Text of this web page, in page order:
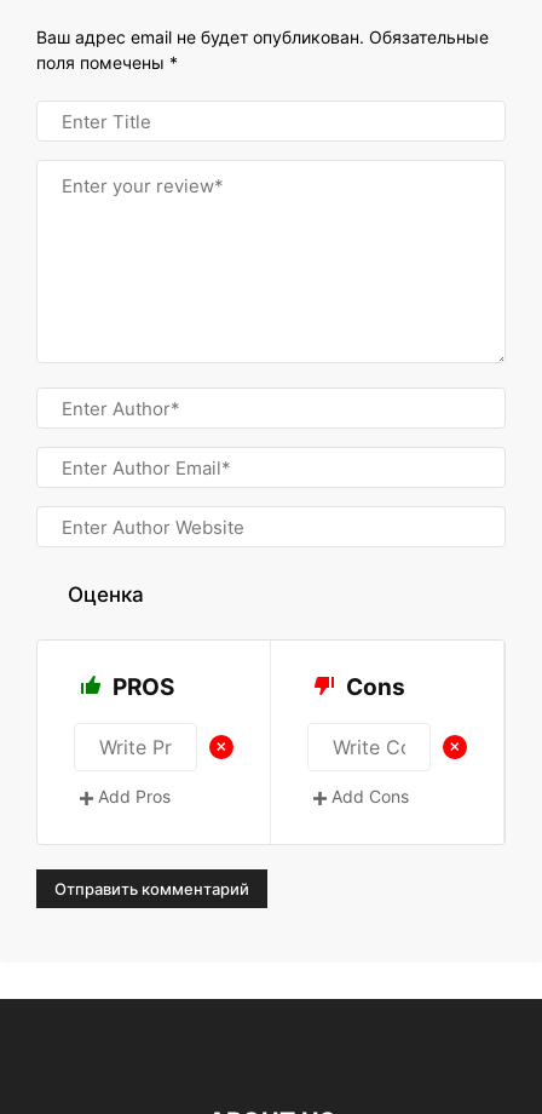
Ваш адрес email не будет опубликован. Обязательные
поля помечены *
Оценка
PROS
+
Add Pros
Cons
+
Add Cons